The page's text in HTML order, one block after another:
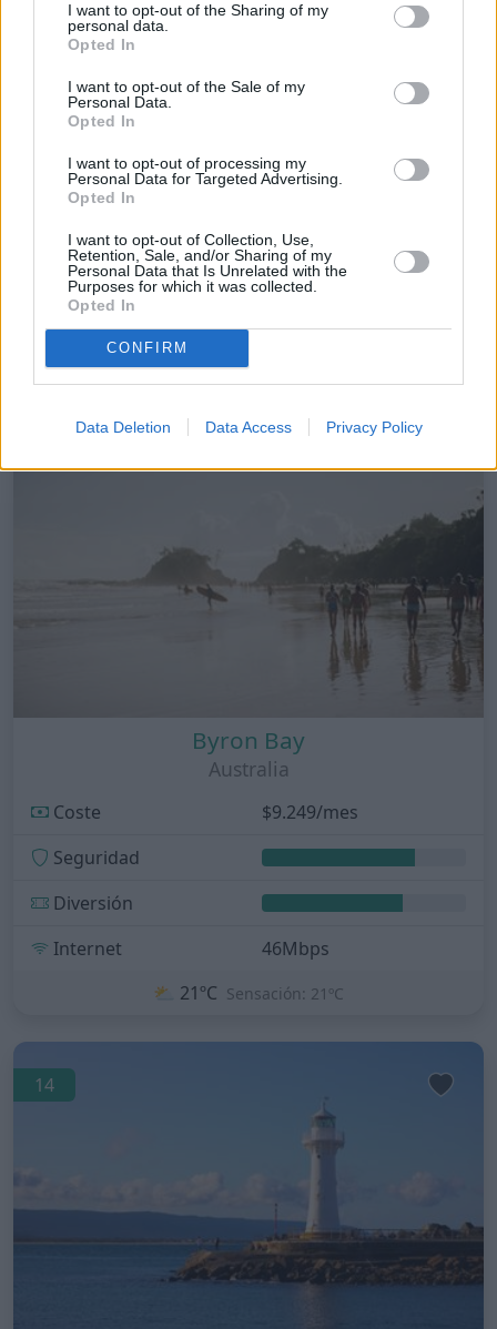
I want to opt-out of the Sharing of my
personal data.
Opted In
I want to opt-out of the Sale of my
Personal Data.
Opted In
I want to opt-out of processing my
Personal Data for Targeted Advertising.
Opted In
I want to opt-out of Collection, Use,
Retention, Sale, and/or Sharing of my
Personal Data that Is Unrelated with the
Purposes for which it was collected.
Opted In
CONFIRM
Data Deletion Data Access Privacy Policy
Coste
$4.610/mes
Diversión
Internet
🌧️10ºC
Byron Bay
Australia
Coste
$9.249/mes
Seguridad
Diversión
Internet
46Mbps
⛅ 21ºC Sensación: 21ºC
14